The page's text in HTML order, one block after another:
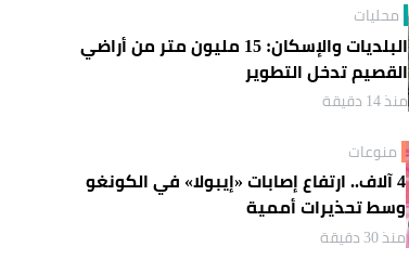
محليات
البلديات والإسكان: 15 مليون متر من أراضي
القصيم تدخل التطوير
منذ 14 دقيقة
منوعات
4 آلاف.. ارتفاع إصابات «إيبولا» في الكونغو
وسط تحذيرات أممية
منذ 30 دقيقة